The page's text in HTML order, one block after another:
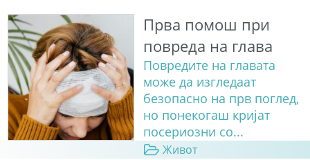
Прва помош при
повреда на глава
Повредите на главата
може да изгледаат
безопасно на прв поглед,
но понекогаш кријат
посериозни со...
Живот